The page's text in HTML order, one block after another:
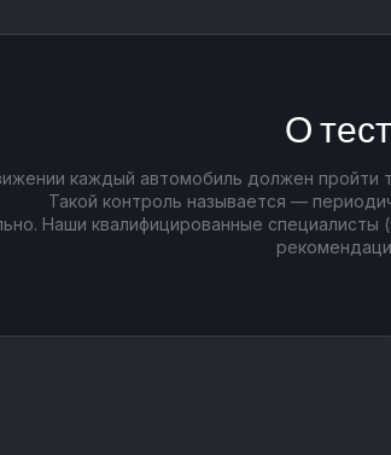
О
каждый автомобиль должен пройти
Такой контроль называется —
Наши квалифицированные